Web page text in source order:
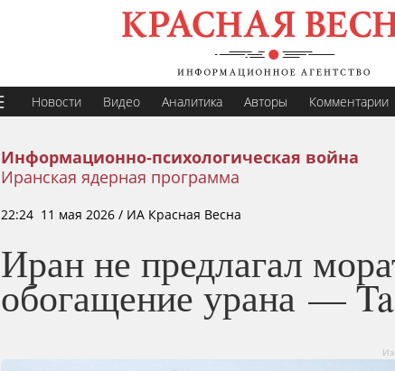
Новости Видео Аналитика Авторы Комментарии
Информационно-психологическая война
Иранская ядерная программа
22:24 11 мая 2026 / ИА Красная Весна
Иран не предлагал
обогащение урана —